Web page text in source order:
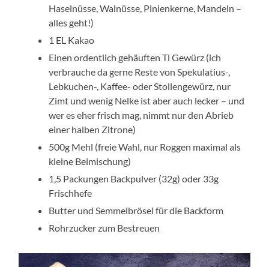
Haselnüsse, Walnüsse, Pinienkerne, Mandeln –
alles geht!)
1 EL Kakao
Einen ordentlich gehäuften Tl Gewürz (ich
verbrauche da gerne Reste von Spekulatius-,
Lebkuchen-, Kaffee- oder Stollengewürz, nur
Zimt und wenig Nelke ist aber auch lecker – und
wer es eher frisch mag, nimmt nur den Abrieb
einer halben Zitrone)
500g Mehl (freie Wahl, nur Roggen maximal als
kleine Beimischung)
1,5 Packungen Backpulver (32g) oder 33g
Frischhefe
Butter und Semmelbrösel für die Backform
Rohrzucker zum Bestreuen